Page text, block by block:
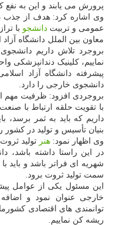
پرورش می یابند و این به
وی اشاره کرد: هدف از جذب
عمومی و تربیت دانشجو با
معاون بین الملل دانشگاه
بروجرد تلاش داریم
نماییم، کلینیک دندانپزشکی
پیشرفته دانشگاه آزاد
دانشجوی خارجی را دارد.
بروجردی افزود: ظرفیت مهم
با تقویت حلقه ارتباط با
داریم که باید به ثمر برسد،
بنیان تأسیس و تولید در کشور
وی اظهار نمود: هنر تولید
در این راستا داشته باشد،
شهریه ای فراتر باشد و باید
سمت تولید ثروت برود.
این مسئول یکی از عوامل
خارجی عنوان نمود و
توانمندی های اقتصادی
ریشه کن نماییم.